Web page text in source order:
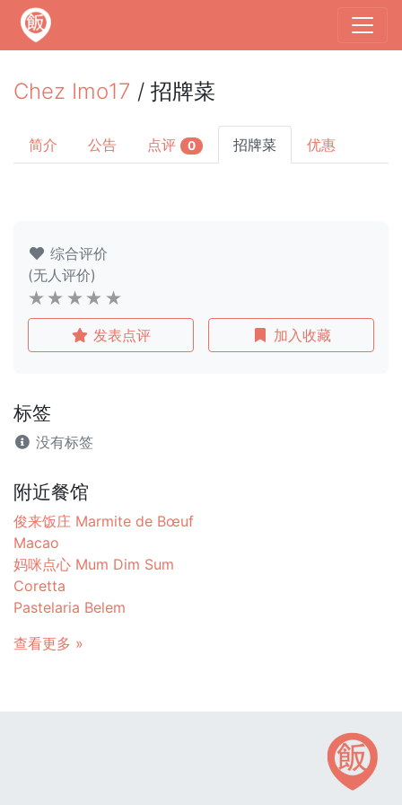
Chez Imo17 / 招牌菜
简介 公告 点评 0 招牌菜 优惠
综合评价
(无人评价)
发表点评 加入收藏
标签
没有标签
附近餐馆
俊来饭庄 Marmite de Bœuf
Macao
妈咪点心 Mum Dim Sum
Coretta
Pastelaria Belem
查看更多 »